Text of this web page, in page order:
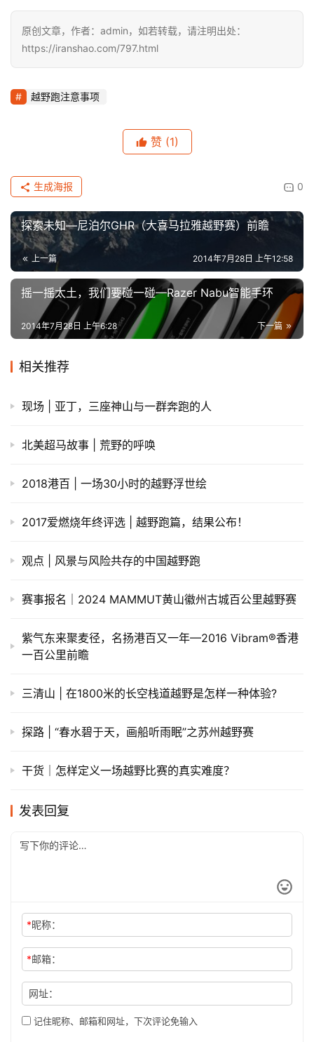
原创文章，作者：admin，如若转载，请注明出处：
https://iranshao.com/797.html
越野跑注意事项
赞 (1)
0
生成海报
探索未知—尼泊尔GHR（大喜马拉雅越野赛）前瞻
上一篇 2014年7月28日 上午12:58
摇一摇太土，我们要碰一碰—Razer Nabu智能手环
下一篇
2014年7月28日 上午6:28
相关推荐
现场 | 亚丁，三座神山与一群奔跑的人
北美超马故事 | 荒野的呼唤
2018港百 | 一场30小时的越野浮世绘
2017爱燃烧年终评选 | 越野跑篇，结果公布！
观点 | 风景与风险共存的中国越野跑
赛事报名｜2024 MAMMUT黄山徽州古城百公里越野赛
紫气东来聚麦径，名扬港百又一年—2016 Vibram®香港
一百公里前瞻
三清山 | 在1800米的长空栈道越野是怎样一种体验?
探路 | “春水碧于天，画船听雨眠”之苏州越野赛
干货｜怎样定义一场越野比赛的真实难度？
发表回复
*昵称：
*邮箱：
网址：
记住昵称、邮箱和网址，下次评论免输入